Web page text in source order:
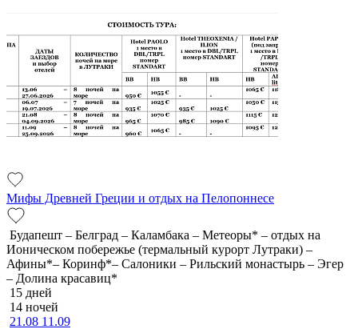
Мифы Древней Греции и отдых на Пелопоннесе
Будапешт – Белград – Каламбака – Метеоры* – отдых на
Ионическом побережье (термальный курорт Лутраки) –
Афины*– Коринф*– Салоники – Рильский монастырь – Эгер
– Долина красавиц*
15 дней
14 ночей
21.08 11.09